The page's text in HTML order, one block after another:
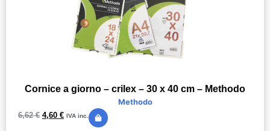
Cornice a giorno – crilex – 30 x 40 cm – Methodo
Methodo
6,62€ 4,60 € IVA inc.